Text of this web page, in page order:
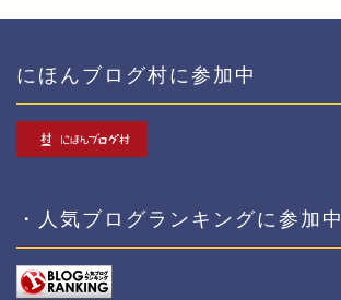
にほんブログ村に参加中
・人気ブログランキングに参加中